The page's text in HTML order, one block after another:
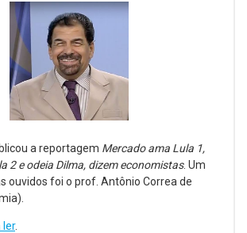
a reportagem Mercado ama Lula 1,
2 e odeia Dilma, dizem economistas. Um
ouvidos foi o prof. Antônio Correa de
ler.